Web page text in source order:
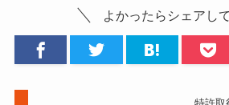
よかったらシェアし